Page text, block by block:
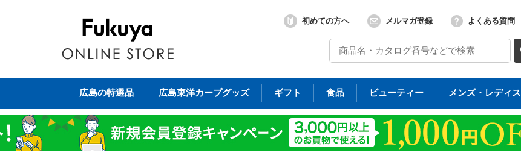
初めての方へ メルマガ登録 よくある質問
広島の特選品 広島東洋カープグッズ ギフト 食品 ビューティー メンズ・レディス